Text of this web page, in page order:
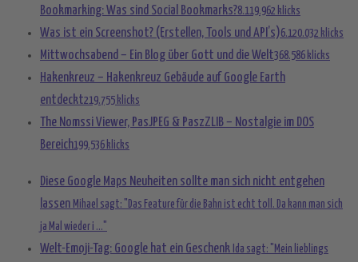
Bookmarking: Was sind Social Bookmarks?8.119.962 klicks
Was ist ein Screenshot? (Erstellen, Tools und API’s)6.120.032 klicks
Mittwochsabend – Ein Blog über Gott und die Welt368.586 klicks
Hakenkreuz – Hakenkreuz Gebäude auf Google Earth
entdeckt219.755 klicks
The Nomssi Viewer, PasJPEG & PaszZLIB – Nostalgie im DOS
Bereich199.536 klicks
Diese Google Maps Neuheiten sollte man sich nicht entgehen
lassen Mihael sagt: "Das Feature für die Bahn ist echt toll. Da kann man sich
ja Mal wieder i ..."
Welt-Emoji-Tag: Google hat ein Geschenk Ida sagt: "Mein lieblings